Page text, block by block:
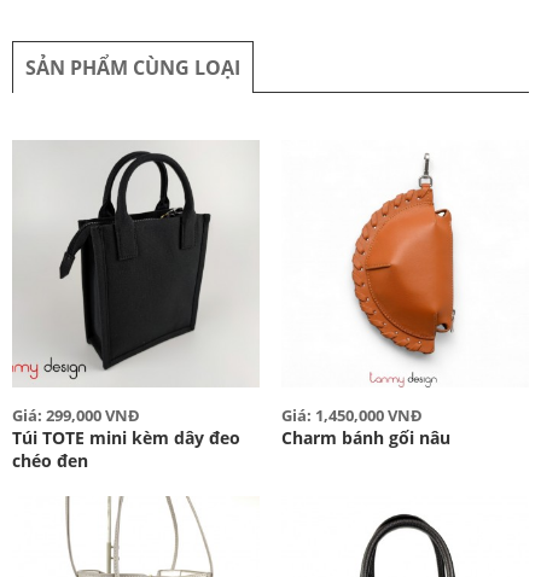
SẢN PHẨM CÙNG LOẠI
Giá: 299,000 VNĐ
Túi TOTE mini kèm dây đeo
chéo đen
Giá: 1,450,000 VNĐ
Charm bánh gối nâu